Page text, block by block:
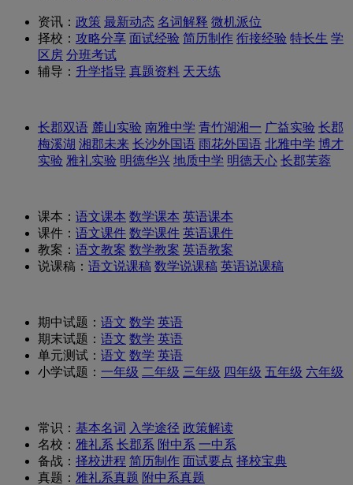
资讯： 政策 最新动态 名词解释 微机派位
择校： 攻略分享 面试经验 简历制作 衔接经验 特长生 学
区房 分班考试
辅导： 升学指导 真题资料 天天练
长郡双语 麓山实验 南雅中学 青竹湖湘一 广益实验 长郡
梅溪湖 湘郡未来 长沙外国语 雨花外国语 北雅中学 博才
实验 雅礼实验 明德华兴 地质中学 明德天心 长郡芙蓉
课本： 语文课本 数学课本 英语课本
课件： 语文课件 数学课件 英语课件
教案： 语文教案 数学教案 英语教案
说课稿： 语文说课稿 数学说课稿 英语说课稿
期中试题： 语文 数学 英语
期末试题： 语文 数学 英语
单元测试： 语文 数学 英语
小学试题： 一年级 二年级 三年级 四年级 五年级 六年级
常识： 基本名词 入学途径 政策解读
名校： 雅礼系 长郡系 附中系 一中系
备战： 择校进程 简历制作 面试要点 择校宝典
真题： 雅礼系真题 附中系真题